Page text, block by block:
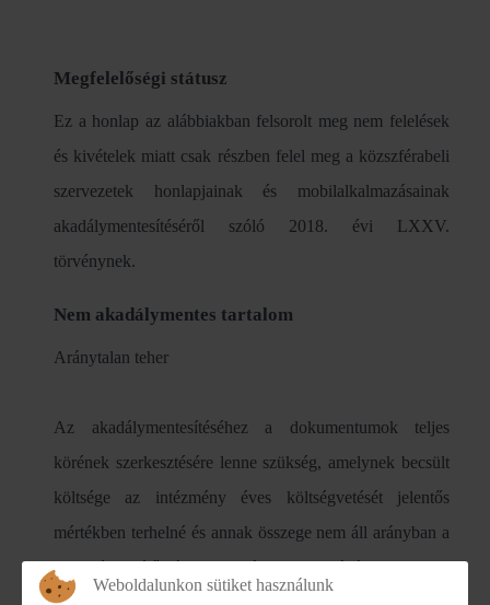
Megfelelőségi státusz
Ez a honlap az alábbiakban felsorolt meg nem felelések
és kivételek miatt csak részben felel meg a közszférabeli
szervezetek honlapjainak és mobilalkalmazásainak
akadálymentesítéséről szóló 2018. évi LXXV.
törvénynek.
Nem akadálymentes tartalom
Aránytalan teher
Az akadálymentesítéséhez a dokumentumok teljes
körének szerkesztésére lenne szükség, amelynek becsült
költsége az intézmény éves költségvetését jelentős
mértékben terhelné és annak összege nem áll arányban a
fogyatékkal élők általi használat gyakoriságával.
Weboldalunkon sütiket használunk